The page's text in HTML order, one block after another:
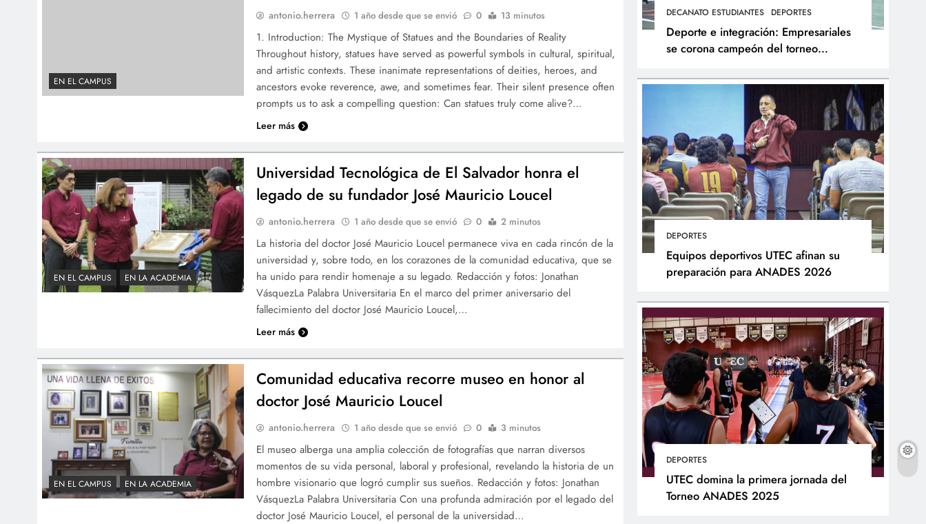
EN EL CAMPUS
antonio.herrera 1 año desde que se envió 0 13 minutos
1. Introduction: The Mystique of Statues and the Boundaries of Reality
Throughout history, statues have served as powerful symbols in cultural, spiritual,
and artistic contexts. These inanimate representations of deities, heroes, and
ancestors evoke reverence, awe, and sometimes fear. Their silent presence often
prompts us to ask a compelling question: Can statues truly come alive?…
Leer más
EN EL CAMPUS EN LA ACADEMIA
Universidad Tecnológica de El Salvador honra el
legado de su fundador José Mauricio Loucel
antonio.herrera 1 año desde que se envió 0 2 minutos
La historia del doctor José Mauricio Loucel permanece viva en cada rincón de la
universidad y, sobre todo, en los corazones de la comunidad educativa, que se
ha unido para rendir homenaje a su legado. Redacción y fotos: Jonathan
VásquezLa Palabra Universitaria En el marco del primer aniversario del
fallecimiento del doctor José Mauricio Loucel,…
Leer más
EN EL CAMPUS EN LA ACADEMIA
Comunidad educativa recorre museo en honor al
doctor José Mauricio Loucel
antonio.herrera 1 año desde que se envió 0 3 minutos
El museo alberga una amplia colección de fotografías que narran diversos
momentos de su vida personal, laboral y profesional, revelando la historia de un
hombre visionario que logró cumplir sus sueños. Redacción y fotos: Jonathan
VásquezLa Palabra Universitaria Con una profunda admiración por el legado del
doctor José Mauricio Loucel, el personal de la universidad…
DECANATO ESTUDIANTES DEPORTES
Deporte e integración: Empresariales
se corona campeón del torneo
DEPORTES
Equipos deportivos UTEC afinan su
preparación para ANADES 2026
DEPORTES
UTEC domina la primera jornada del
Torneo ANADES 2025